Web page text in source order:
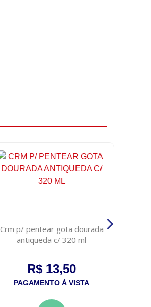
Crm p/ pentear gota dourada
antiqueda c/ 320 ml
R$ 13,50
PAGAMENTO À VISTA